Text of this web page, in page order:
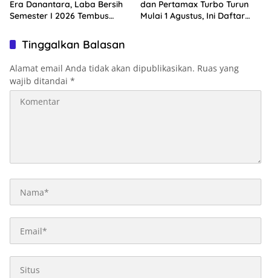
Era Danantara, Laba Bersih
Semester I 2026 Tembus
dan Pertamax Turbo Turun
Mulai 1 Agustus, Ini Daftar
Tinggalkan Balasan
Alamat email Anda tidak akan dipublikasikan. Ruas yang
wajib ditandai *